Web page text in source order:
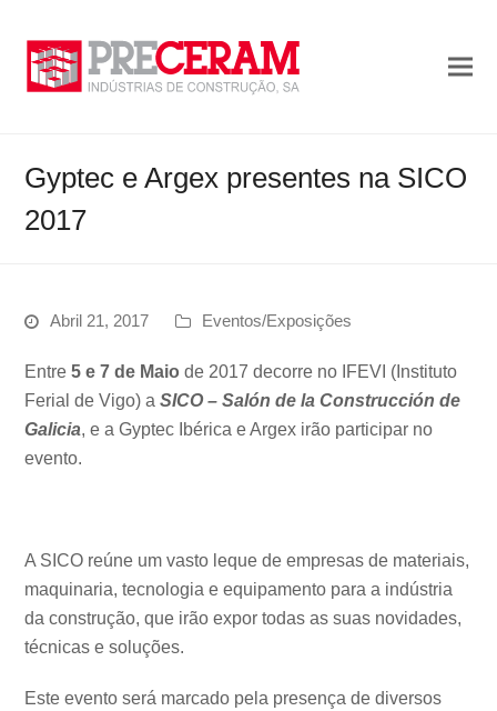
Gyptec e Argex presentes na SICO
2017
Abril 21, 2017 Eventos/Exposições
Entre5 e 7 de Maio de 2017 decorre no IFEVI (Instituto
Ferial de Vigo) aSICO – Salón de la Construcción de
Galicia, e a Gyptec Ibérica e Argex irão participar no
evento.
A SICO reúne um vasto leque de empresas de materiais,
maquinaria, tecnologia e equipamento para a indústria
da construção, que irão expor todas as suas novidades,
técnicas e soluções.
Este evento será marcado pela presença de diversos